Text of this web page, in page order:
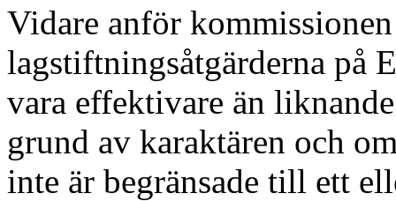
Vidare anför
lagstiftningsåtgärderna på
vara effektivare än
grund av karaktären och
inte är begränsade till ett